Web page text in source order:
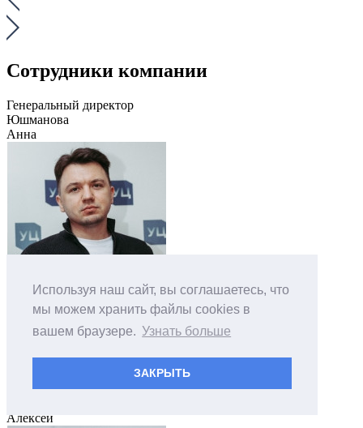
Используя наш сайт, вы соглашаетесь, что
мы можем хранить файлы cookies в
вашем браузере. Узнать больше
ЗАКРЫТЬ
Сотрудники компании
Генеральный директор
Юшманова
Анна
Директор по
продажам
Алексей